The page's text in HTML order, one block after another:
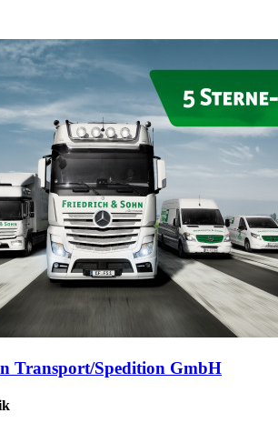
Transport/Spedition GmbH